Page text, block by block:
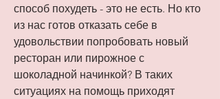
способ похудеть - это не есть. Но кто
из нас готов отказать себе в
удовольствии попробовать новый
ресторан или пирожное с
шоколадной начинкой? В таких
ситуациях на помощь приходят